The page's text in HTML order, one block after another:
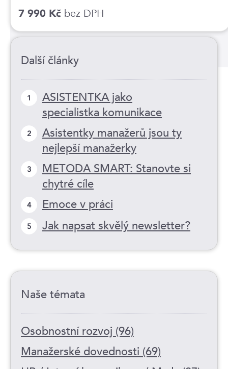
7 990 Kč bez DPH
Další články
1
ASISTENTKA jako
specialistka komunikace
2
Asistentky manažerů jsou ty
nejlepší manažerky
3
METODA SMART: Stanovte si
chytré cíle
4 Emoce v práci
5 Jak napsat skvělý newsletter?
Naše témata
Osobnostní rozvoj (96)
Manažerské dovednosti (69)